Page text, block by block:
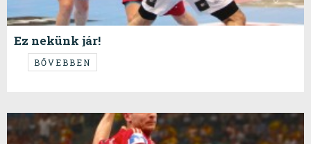
Ez nekünk jár!
És meg is fogjuk csinálni.
BŐVEBBEN